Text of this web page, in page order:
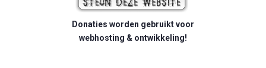
Donaties worden gebruikt voor
webhosting & ontwikkeling!